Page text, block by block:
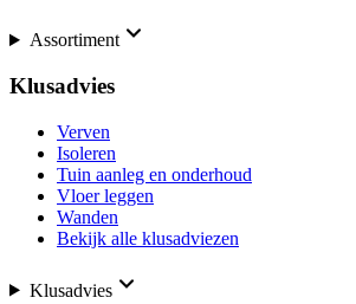
Assortiment
Klusadvies
Verven
Isoleren
Tuin aanleg en onderhoud
Vloer leggen
Wanden
Bekijk alle klusadviezen
Klusadvies